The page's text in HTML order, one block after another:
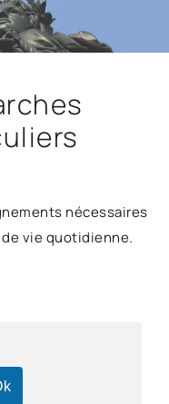
nécessaires
vie quotidienne.